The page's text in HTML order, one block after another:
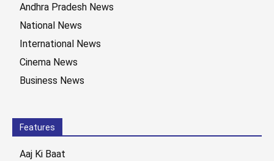
Andhra Pradesh News
National News
International News
Cinema News
Business News
Features
Aaj Ki Baat